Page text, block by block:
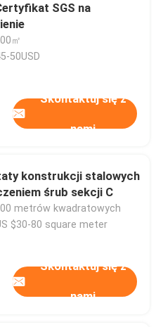
SGS na
㎡
50USD
Skontaktuj się z
nami
konstrukcji stalowych
śrub sekcji C
metrów kwadratowych
$30-80 square meter
Skontaktuj się z
nami